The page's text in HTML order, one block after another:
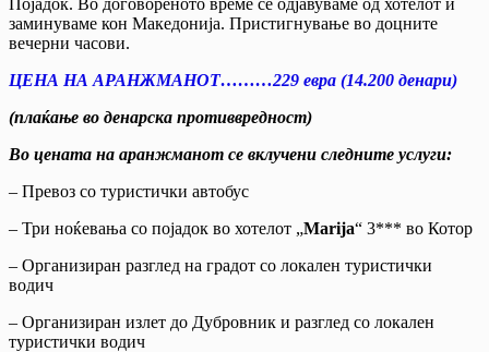
заминуваме кон Македонија. Пристигнување во доцните
вечерни часови.
ЦЕНА НА АРАНЖМАНОТ………229 евра (14.200 денари)
(плаќање во денарска противвредност)
Во цената на аранжманот се вклучени следните услуги:
– Превоз со туристички автобус
– Три ноќевања со појадок во хотелот „Marija“ 3*** во Котор
– Организиран разглед на градот со локален туристички
водич
– Организиран излет до Дубровник и разглед со локален
туристички водич